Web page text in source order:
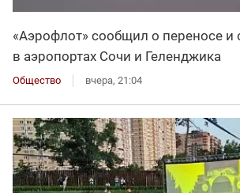
«Аэрофлот» сообщил о переносе и
в аэропортах Сочи и Геленджика
Общество вчера, 21:04